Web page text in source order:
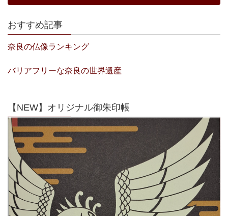
おすすめ記事
奈良の仏像ランキング
バリアフリーな奈良の世界遺産
【NEW】オリジナル御朱印帳